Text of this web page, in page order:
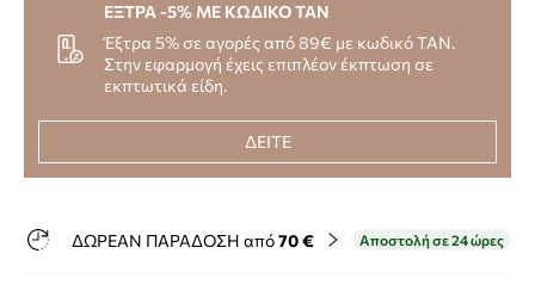
ΕΞΤΡΑ -5% ΜΕ ΚΩΔΙΚΟ TAN
Έξτρα 5% σε αγορές από 89€ με κωδικό TAN.
Στην εφαρμογή έχεις επιπλέον έκπτωση σε
εκπτωτικά είδη.
ΔΕΙΤΕ
ΔΩΡΕΑΝ ΠΑΡΑΔΟΣΗ από70 € Αποστολή σε 24 ώρες